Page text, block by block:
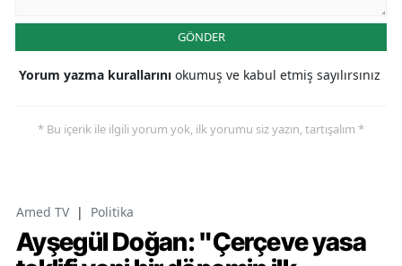
GÖNDER
Yorum yazma kurallarını okumuş ve kabul etmiş sayılırsınız
* Bu içerik ile ilgili yorum yok, ilk yorumu siz yazın, tartışalım *
Amed TV | Politika
Ayşegül Doğan: "Çerçeve yasa